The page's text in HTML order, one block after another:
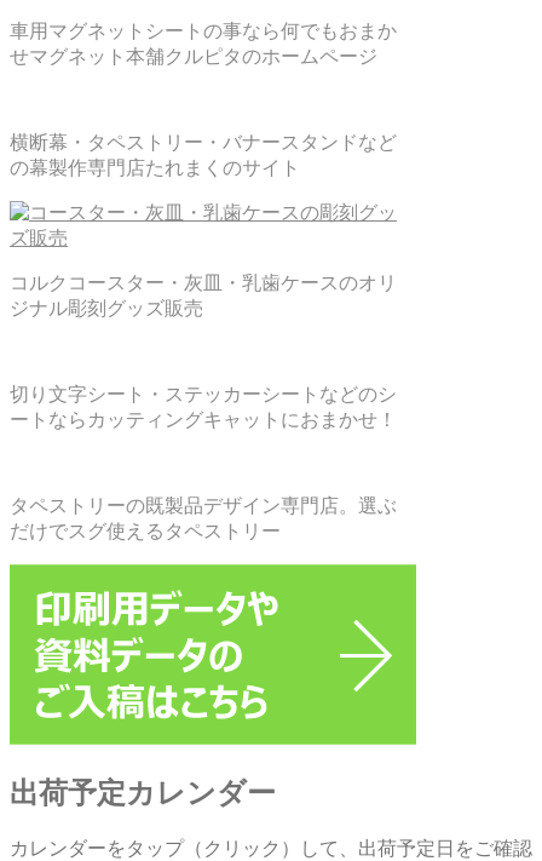
車用マグネットシートの事なら何でもおまか
せマグネット本舗クルピタのホームページ
横断幕・タペストリー・バナースタンドなど
の幕製作専門店たれまくのサイト
コルクコースター・灰皿・乳歯ケースのオリ
ジナル彫刻グッズ販売
切り文字シート・ステッカーシートなどのシ
ートならカッティングキャットにおまかせ！
タペストリーの既製品デザイン専門店。選ぶ
だけでスグ使えるタペストリー
出荷予定カレンダー
カレンダーをタップ（クリック）して、出荷予定日をご確認